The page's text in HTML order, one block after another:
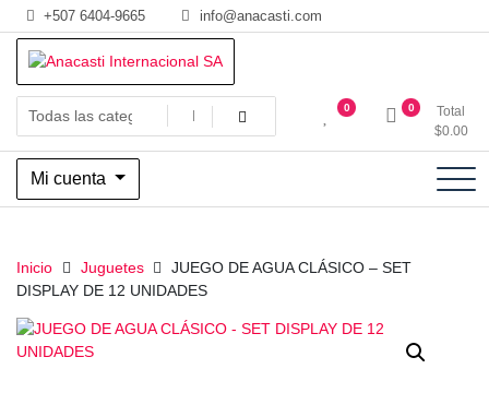
Saltar
al
contenido
+507 6404-9665 info@anacasti.com
Anacasti Internacional SA
Ventas de productos al por mayor de flores y plantas. juguetes,
navidad, religioso y adornos
0 0
Total
$0.00
Mi cuenta
Inicio Juguetes
JUEGO DE AGUA CLÁSICO – SET
DISPLAY DE 12 UNIDADES